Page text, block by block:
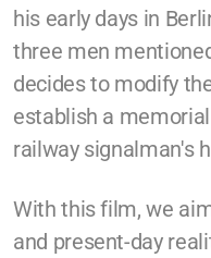
his early days in
three men
decides to modify
establish a
railway signalman's
With this film, we
and present-day